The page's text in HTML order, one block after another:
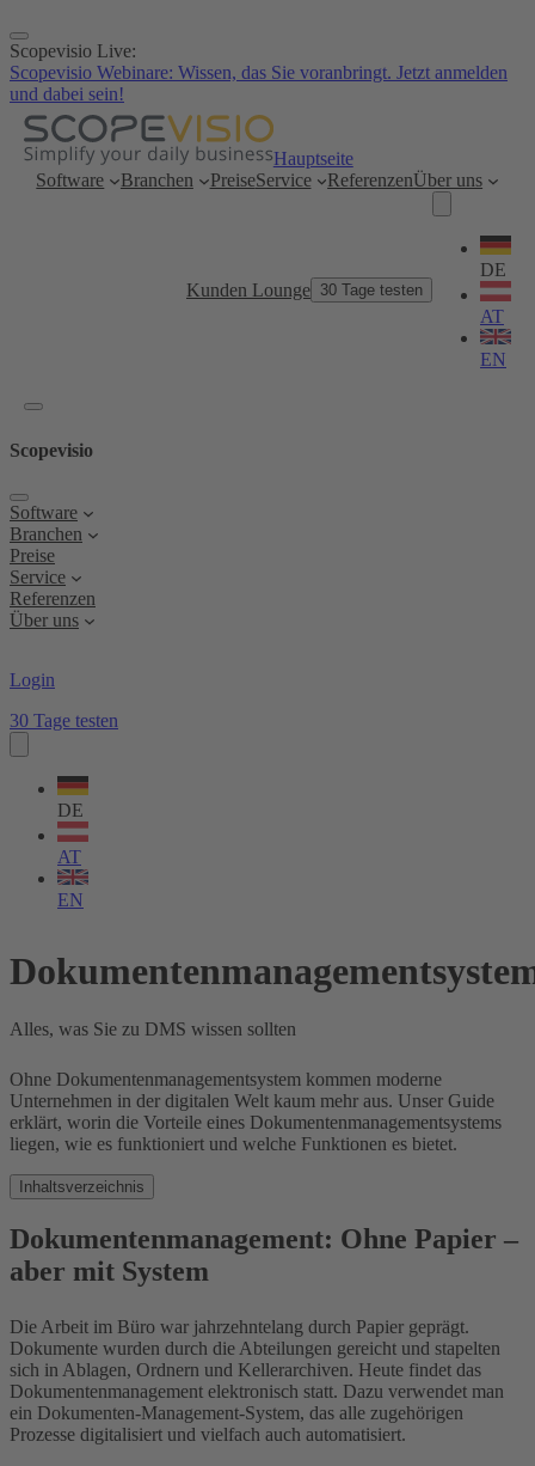
Zum
Inhalt
springen
Scopevisio Live:
Scopevisio Webinare: Wissen, das Sie voranbringt. Jetzt anmelden
und dabei sein!
Hauptseite
Software
Branchen PreiseService ReferenzenÜber uns
Kunden Lounge 30 Tage testen
Sprache
wählen
DE
AT
EN
Scopevisio
Software
Branchen
Preise
Service
Referenzen
Über uns
Login
30 Tage testen
Sprache
wählen
DE
AT
EN
Alles, was Sie zu DMS wissen sollten
Ohne Dokumentenmanagementsystem kommen moderne
Unternehmen in der digitalen Welt kaum mehr aus. Unser Guide
erklärt, worin die Vorteile eines Dokumentenmanagementsystems
liegen, wie es funktioniert und welche Funktionen es bietet.
Inhaltsverzeichnis
Dokumentenmanagement: Ohne Papier –
aber mit System
Die Arbeit im Büro war jahrzehntelang durch Papier geprägt.
Dokumente wurden durch die Abteilungen gereicht und stapelten
sich in Ablagen, Ordnern und Kellerarchiven. Heute findet das
Dokumentenmanagement elektronisch statt. Dazu verwendet man
ein Dokumenten-Management-System, das alle zugehörigen
Prozesse digitalisiert und vielfach auch automatisiert.